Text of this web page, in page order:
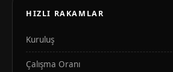
HIZLI RAKAMLAR
Kuruluş
Çalışma Oranı